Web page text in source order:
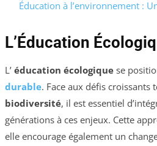
Éducation à l’environnement :
L’Éducation
L’ éducation écologique se
durable. Face aux défis croissants
biodiversité, il est essentiel
générations à ces enjeux. Cette
elle encourage également un